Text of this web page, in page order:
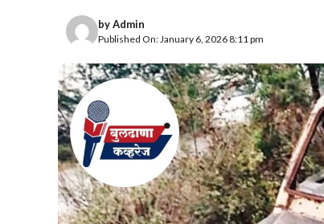
byAdmin
Published On: January 6, 2026 8:11 pm